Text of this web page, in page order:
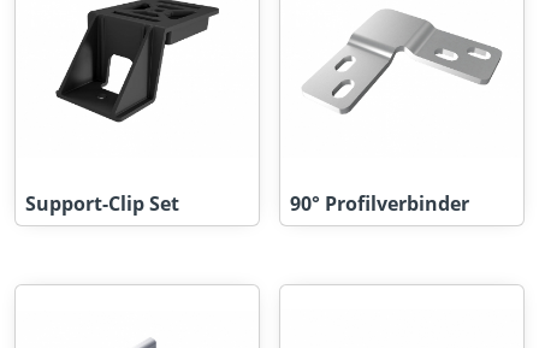
Support-Clip Set 90° Profilverbinder